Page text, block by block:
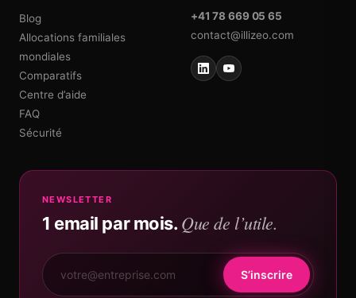
Blog
Allocations familiales
mondiales
Comparatifs
Centre d’aide
FAQ
Sécurité
+41 78 669 05 65
contact@illizeo.com
NEWSLETTER
1 email par mois. Que de l’utile.
S’inscrire